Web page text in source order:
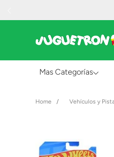
Mas Categorías
Creatividad y Arte
Vehículos y